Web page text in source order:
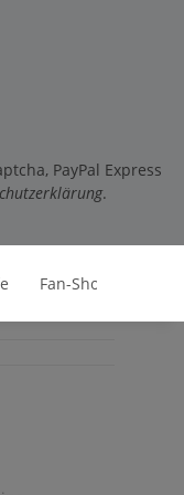
PayPal Express
.
Fan-Shop